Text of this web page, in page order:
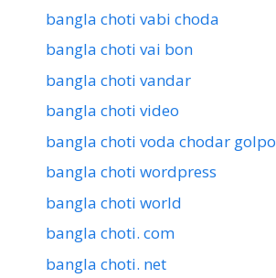
bangla choti vabi choda
bangla choti vai bon
bangla choti vandar
bangla choti video
bangla choti voda chodar golpo
bangla choti wordpress
bangla choti world
bangla choti. com
bangla choti. net